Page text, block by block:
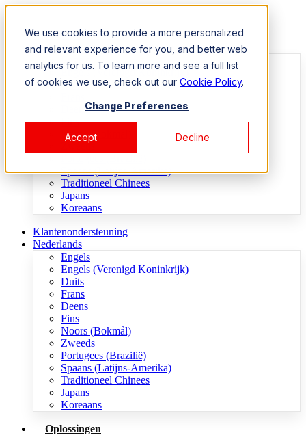
We use cookies to provide a more personalized
and relevant experience for you, and better web
analytics for us. To learn more and see a full list
of cookies we use, check out our Cookie Policy.
Change Preferences
Accept Decline
Klantenondersteuning
Nederlands
Engels
Engels (Verenigd Koninkrijk)
Duits
Deens
Fins
Noors (Bokmål)
Zweeds
Spaans (Latijns-Amerika)
Traditioneel Chinees
Japans
Koreaans
Klantenondersteuning
Nederlands
Engels
Engels (Verenigd Koninkrijk)
Duits
Frans
Deens
Fins
Noors (Bokmål)
Zweeds
Portugees (Brazilië)
Spaans (Latijns-Amerika)
Traditioneel Chinees
Japans
Koreaans
Oplossingen